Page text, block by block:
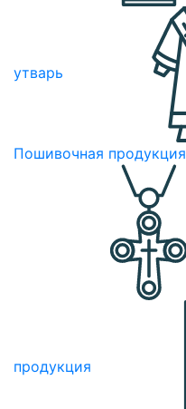
утварь
Пошивочная продукция
продукция